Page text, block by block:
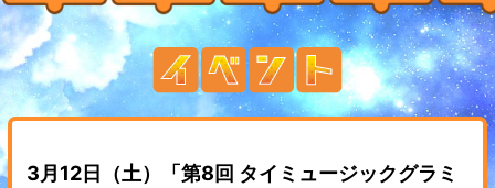
3月12日（土）「第8回 タイミュージックグラミ